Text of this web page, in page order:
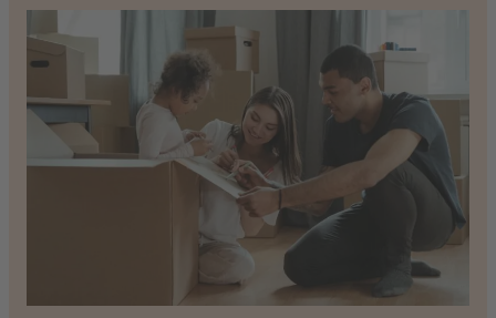
Vergleich:
Schweiz